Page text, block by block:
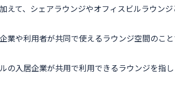
えて、シェアラウンジやオフィスビルラウン
業や利用者が共同で使えるラウンジ空間のこ
の入居企業が共用で利用できるラウンジを指し